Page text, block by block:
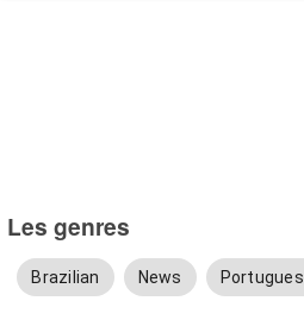
Les genres
Brazilian News